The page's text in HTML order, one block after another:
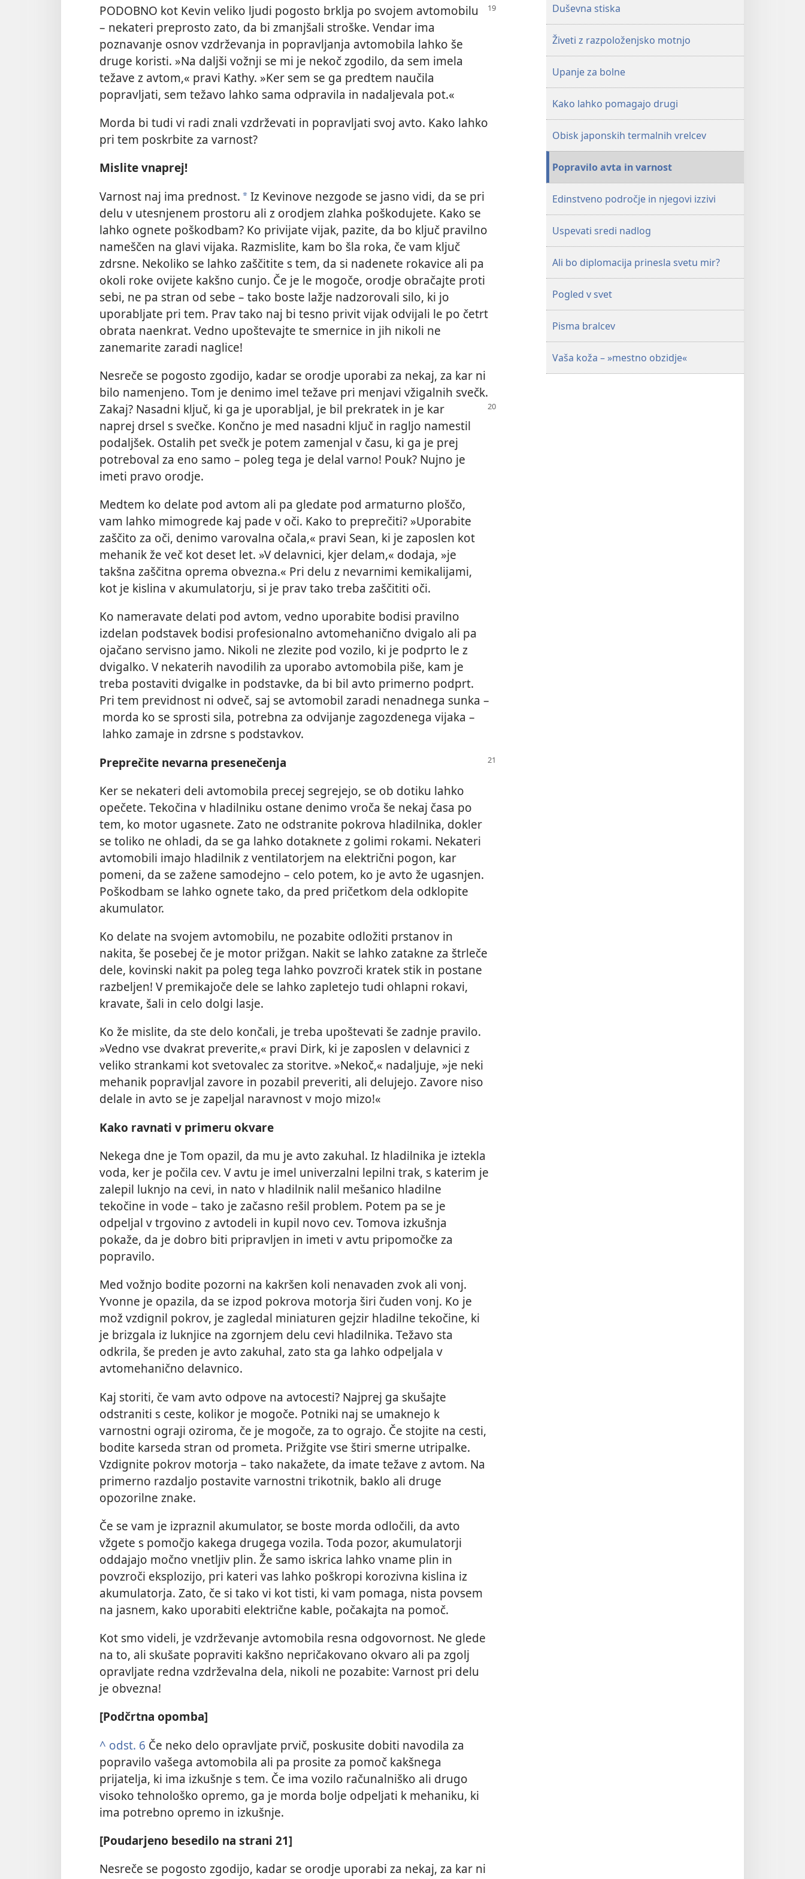
PODOBNO kot Kevin veliko ljudi pogosto brklja po svojem avtomobilu
– nekateri preprosto zato, da bi zmanjšali stroške. Vendar ima
poznavanje osnov vzdrževanja in popravljanja avtomobila lahko še
druge koristi. »Na daljši vožnji se mi je nekoč zgodilo, da sem imela
težave z avtom,« pravi Kathy. »Ker sem se ga predtem naučila
popravljati, sem težavo lahko sama odpravila in nadaljevala pot.«
Morda bi tudi vi radi znali vzdrževati in popravljati svoj avto. Kako lahko
pri tem poskrbite za varnost?
Mislite vnaprej!
Varnost naj ima prednost. * Iz Kevinove nezgode se jasno vidi, da se pri
delu v utesnjenem prostoru ali z orodjem zlahka poškodujete. Kako se
lahko ognete poškodbam? Ko privijate vijak, pazite, da bo ključ pravilno
nameščen na glavi vijaka. Razmislite, kam bo šla roka, če vam ključ
zdrsne. Nekoliko se lahko zaščitite s tem, da si nadenete rokavice ali pa
okoli roke ovijete kakšno cunjo. Če je le mogoče, orodje obračajte proti
sebi, ne pa stran od sebe – tako boste lažje nadzorovali silo, ki jo
uporabljate pri tem. Prav tako naj bi tesno privit vijak odvijali le po četrt
obrata naenkrat. Vedno upoštevajte te smernice in jih nikoli ne
zanemarite zaradi naglice!
Nesreče se pogosto zgodijo, kadar se orodje uporabi za nekaj, za kar ni
bilo namenjeno. Tom je denimo imel težave pri menjavi vžigalnih svečk.
Zakaj? Nasadni ključ, ki ga je uporabljal, je bil prekratek in je kar
naprej drsel s svečke. Končno je med nasadni ključ in ragljo namestil
podaljšek. Ostalih pet svečk je potem zamenjal v času, ki ga je prej
potreboval za eno samo – poleg tega je delal varno! Pouk? Nujno je
imeti pravo orodje.
Medtem ko delate pod avtom ali pa gledate pod armaturno ploščo,
vam lahko mimogrede kaj pade v oči. Kako to preprečiti? »Uporabite
zaščito za oči, denimo varovalna očala,« pravi Sean, ki je zaposlen kot
mehanik že več kot deset let. »V delavnici, kjer delam,« dodaja, »je
takšna zaščitna oprema obvezna.« Pri delu z nevarnimi kemikalijami,
kot je kislina v akumulatorju, si je prav tako treba zaščititi oči.
Ko nameravate delati pod avtom, vedno uporabite bodisi pravilno
izdelan podstavek bodisi profesionalno avtomehanično dvigalo ali pa
ojačano servisno jamo. Nikoli ne zlezite pod vozilo, ki je podprto le z
dvigalko. V nekaterih navodilih za uporabo avtomobila piše, kam je
treba postaviti dvigalke in podstavke, da bi bil avto primerno podprt.
Pri tem previdnost ni odveč, saj se avtomobil zaradi nenadnega sunka –
morda ko se sprosti sila, potrebna za odvijanje zagozdenega vijaka –
lahko zamaje in zdrsne s podstavkov.
Preprečite nevarna presenečenja
Ker se nekateri deli avtomobila precej segrejejo, se ob dotiku lahko
opečete. Tekočina v hladilniku ostane denimo vroča še nekaj časa po
tem, ko motor ugasnete. Zato ne odstranite pokrova hladilnika, dokler
se toliko ne ohladi, da se ga lahko dotaknete z golimi rokami. Nekateri
avtomobili imajo hladilnik z ventilatorjem na električni pogon, kar
pomeni, da se zažene samodejno – celo potem, ko je avto že ugasnjen.
Poškodbam se lahko ognete tako, da pred pričetkom dela odklopite
akumulator.
Ko delate na svojem avtomobilu, ne pozabite odložiti prstanov in
nakita, še posebej če je motor prižgan. Nakit se lahko zatakne za štrleče
dele, kovinski nakit pa poleg tega lahko povzroči kratek stik in postane
razbeljen! V premikajoče dele se lahko zapletejo tudi ohlapni rokavi,
kravate, šali in celo dolgi lasje.
Ko že mislite, da ste delo končali, je treba upoštevati še zadnje pravilo.
»Vedno vse dvakrat preverite,« pravi Dirk, ki je zaposlen v delavnici z
veliko strankami kot svetovalec za storitve. »Nekoč,« nadaljuje, »je neki
mehanik popravljal zavore in pozabil preveriti, ali delujejo. Zavore niso
delale in avto se je zapeljal naravnost v mojo mizo!«
Kako ravnati v primeru okvare
Nekega dne je Tom opazil, da mu je avto zakuhal. Iz hladilnika je iztekla
voda, ker je počila cev. V avtu je imel univerzalni lepilni trak, s katerim je
zalepil luknjo na cevi, in nato v hladilnik nalil mešanico hladilne
tekočine in vode – tako je začasno rešil problem. Potem pa se je
odpeljal v trgovino z avtodeli in kupil novo cev. Tomova izkušnja
pokaže, da je dobro biti pripravljen in imeti v avtu pripomočke za
popravilo.
Med vožnjo bodite pozorni na kakršen koli nenavaden zvok ali vonj.
Yvonne je opazila, da se izpod pokrova motorja širi čuden vonj. Ko je
mož vzdignil pokrov, je zagledal miniaturen gejzir hladilne tekočine, ki
je brizgala iz luknjice na zgornjem delu cevi hladilnika. Težavo sta
odkrila, še preden je avto zakuhal, zato sta ga lahko odpeljala v
avtomehanično delavnico.
Kaj storiti, če vam avto odpove na avtocesti? Najprej ga skušajte
odstraniti s ceste, kolikor je mogoče. Potniki naj se umaknejo k
varnostni ograji oziroma, če je mogoče, za to ograjo. Če stojite na cesti,
bodite karseda stran od prometa. Prižgite vse štiri smerne utripalke.
Vzdignite pokrov motorja – tako nakažete, da imate težave z avtom. Na
primerno razdaljo postavite varnostni trikotnik, baklo ali druge
opozorilne znake.
Če se vam je izpraznil akumulator, se boste morda odločili, da avto
vžgete s pomočjo kakega drugega vozila. Toda pozor, akumulatorji
oddajajo močno vnetljiv plin. Že samo iskrica lahko vname plin in
povzroči eksplozijo, pri kateri vas lahko poškropi korozivna kislina iz
akumulatorja. Zato, če si tako vi kot tisti, ki vam pomaga, nista povsem
na jasnem, kako uporabiti električne kable, počakajta na pomoč.
Kot smo videli, je vzdrževanje avtomobila resna odgovornost. Ne glede
na to, ali skušate popraviti kakšno nepričakovano okvaro ali pa zgolj
opravljate redna vzdrževalna dela, nikoli ne pozabite: Varnost pri delu
je obvezna!
[Podčrtna opomba]
^ odst. 6 Če neko delo opravljate prvič, poskusite dobiti navodila za
popravilo vašega avtomobila ali pa prosite za pomoč kakšnega
prijatelja, ki ima izkušnje s tem. Če ima vozilo računalniško ali drugo
visoko tehnološko opremo, ga je morda bolje odpeljati k mehaniku, ki
ima potrebno opremo in izkušnje.
[Poudarjeno besedilo na strani 21]
Nesreče se pogosto zgodijo, kadar se orodje uporabi za nekaj, za kar ni
Duševna stiska
Živeti z razpoloženjsko motnjo
Upanje za bolne
Kako lahko pomagajo drugi
Obisk japonskih termalnih vrelcev
Popravilo avta in varnost
Edinstveno področje in njegovi izzivi
Uspevati sredi nadlog
Ali bo diplomacija prinesla svetu mir?
Pogled v svet
Pisma bralcev
Vaša koža – »mestno obzidje«